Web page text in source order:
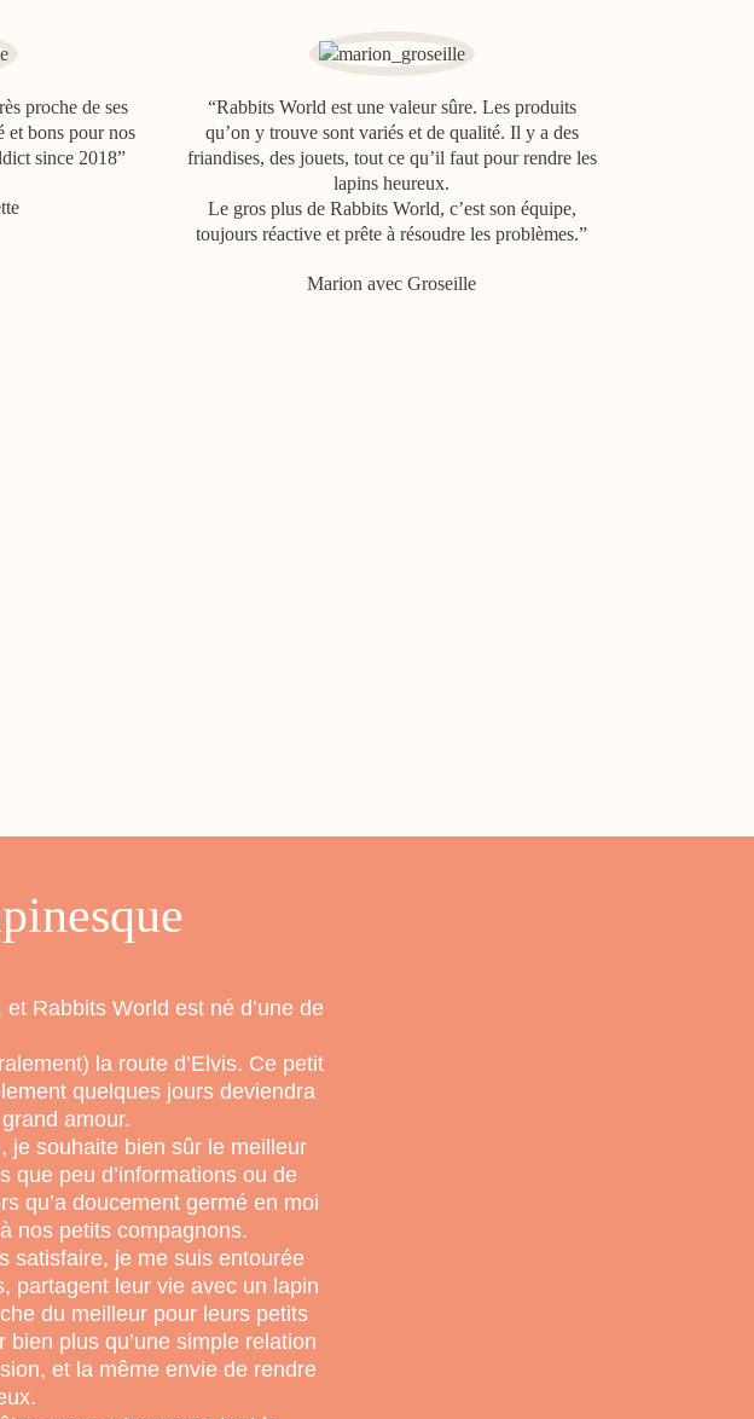
proche de ses
et bons pour nos
since 2018”
“Rabbits World est une valeur sûre. Les produits
qu’on y trouve sont variés et de qualité. Il y a des
friandises, des jouets, tout ce qu’il faut pour rendre les
lapins heureux.
Le gros plus de Rabbits World, c’est son équipe,
toujours réactive et prête à résoudre les problèmes.”
Marion avec Groseille
Rabbits World est né d’une de
la route d’Elvis. Ce petit
quelques jours deviendra
amour.
je souhaite bien sûr le meilleur
que peu d’informations ou de
qu’a doucement germé en moi
nos petits compagnons.
satisfaire, je me suis entourée
partagent leur vie avec un lapin
du meilleur pour leurs petits
plus qu’une simple relation
et la même envie de rendre